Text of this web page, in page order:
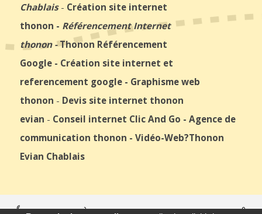
Chablais- Création site internet
thonon - Référencement Internet
thonon-Thonon Référencement
Google - Création site internet et
referencement google - Graphisme web
thonon - Devis site internet thonon
evian - Conseil internet Clic And Go - Agence de
communication thonon - Vidéo-Web?Thonon
Evian Chablais
© 2026 Agence Web Thonon Les Bains - Référencement Google